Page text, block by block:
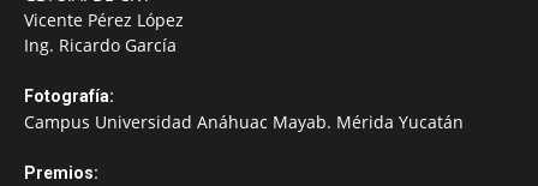
Vicente Pérez López
Ing. Ricardo García
Fotografía:
Campus Universidad Anáhuac Mayab. Mérida Yucatán
Premios: